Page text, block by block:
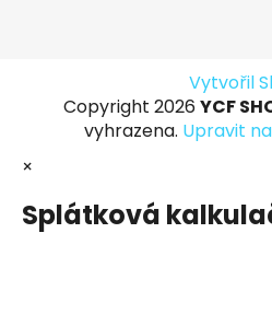
Vytvořil
Copyright 2026 YCF
vyhrazena. Upravit
×
Splátková